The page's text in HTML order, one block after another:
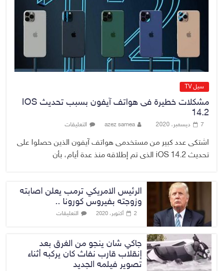
القضاء الأعلى: القبض على عدد من
موظفي بلدية الناصرية ومعقبين
ضبطت بحوزتهم مستندات وأختام
مزورة
سيل TV
مشكلات خطيرة فى هواتف آيفون بسبب تحديث IOS
14.2
7 ديسمبر، 2020 azez samea التعليقات
اشتكى عدد كبير من مستخدمى هواتف آيفون الذين حصلوا على
تحديث iOS 14.2 الذى تم إطلاقه منذ عدة أيام، بأن
الرئيس الامريكي ترمب يعلن اصابته
وزوجته بفيروس كورونا ..
2 أكتوبر، 2020 التعليقات
جاكي شان ينجو من الغرق بعد
إنقلاب قارب نفاث كان يركبه أثناء
تصوير فيلمه الجديد